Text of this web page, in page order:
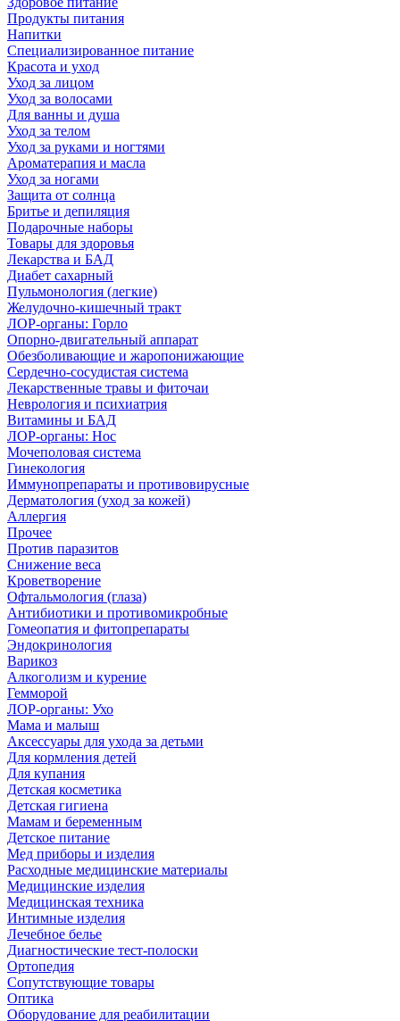
Продукты питания
Напитки
Специализированное питание
Красота и уход
Уход за лицом
Уход за волосами
Для ванны и душа
Уход за телом
Уход за руками и ногтями
Ароматерапия и масла
Уход за ногами
Защита от солнца
Бритье и депиляция
Подарочные наборы
Товары для здоровья
Лекарства и БАД
Диабет сахарный
Пульмонология (легкие)
Желудочно-кишечный тракт
ЛОР-органы: Горло
Опорно-двигательный аппарат
Обезболивающие и жаропонижающие
Сердечно-сосудистая система
Лекарственные травы и фиточаи
Неврология и психиатрия
Витамины и БАД
ЛОР-органы: Нос
Мочеполовая система
Гинекология
Иммунопрепараты и противовирусные
Дерматология (уход за кожей)
Аллергия
Прочее
Против паразитов
Снижение веса
Кроветворение
Офтальмология (глаза)
Антибиотики и противомикробные
Гомеопатия и фитопрепараты
Эндокринология
Варикоз
Алкоголизм и курение
Гемморой
ЛОР-органы: Ухо
Мама и малыш
Аксессуары для ухода за детьми
Для кормления детей
Для купания
Детская косметика
Детская гигиена
Мамам и беременным
Детское питание
Мед приборы и изделия
Расходные медицинские материалы
Медицинские изделия
Медицинская техника
Интимные изделия
Лечебное белье
Диагностические тест-полоски
Ортопедия
Сопутствующие товары
Оптика
Оборудование для реабилитации